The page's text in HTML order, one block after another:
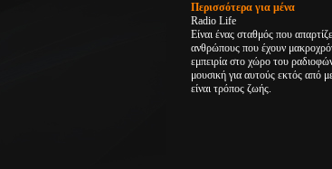
Περισσότερα για μένα
Radio Life
Είναι ένας σταθμός που
ανθρώπους που έχουν
εμπειρία στο χώρο του
μουσική για αυτούς εκτός από
είναι τρόπος ζωής.